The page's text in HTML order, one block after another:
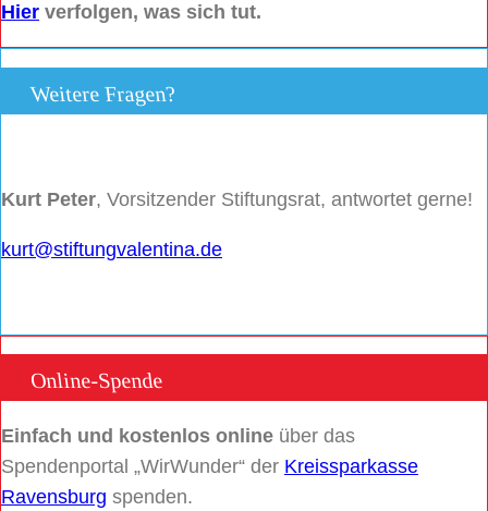
Hier verfolgen, was sich tut.
Weitere Fragen?
Kurt Peter, Vorsitzender Stiftungsrat, antwortet gerne!
kurt@stiftungvalentina.de
Online-Spende
Einfach und kostenlos online über das
Spendenportal „WirWunder“ der Kreissparkasse
Ravensburg spenden.